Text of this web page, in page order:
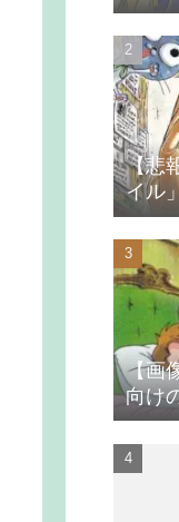
ｗｗ
【悲
イル
つま
【画
向け
無理
よ」